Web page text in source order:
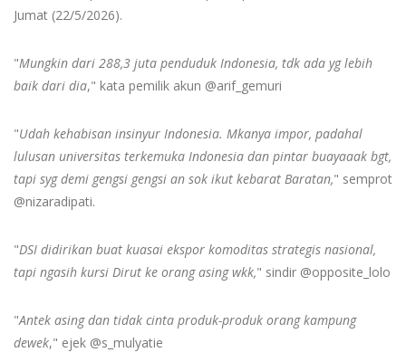
Jumat (22/5/2026).
"Mungkin dari 288,3 juta penduduk Indonesia, tdk ada yg lebih
baik dari dia," kata pemilik akun @arif_gemuri
"Udah kehabisan insinyur Indonesia. Mkanya impor, padahal
lulusan universitas terkemuka Indonesia dan pintar buayaaak bgt,
tapi syg demi gengsi gengsi an sok ikut kebarat Baratan," semprot
@nizaradipati.
"DSI didirikan buat kuasai ekspor komoditas strategis nasional,
tapi ngasih kursi Dirut ke orang asing wkk," sindir @opposite_lolo
"Antek asing dan tidak cinta produk-produk orang kampung
dewek," ejek @s_mulyatie